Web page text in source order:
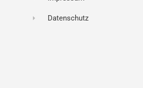
Datenschutz